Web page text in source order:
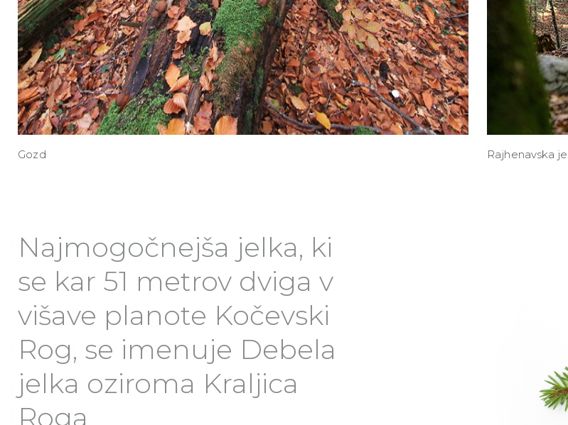
Gozd Rajhenavska
Najmogočnejša jelka, ki
se kar 51 metrov dviga v
višave planote Kočevski
Rog, se imenuje Debela
jelka oziroma Kraljica
Roga.